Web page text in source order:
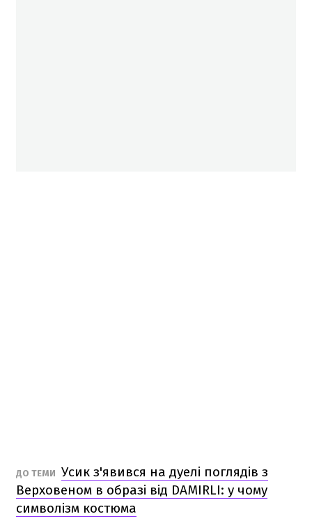
ДО ТЕМИ Усик з'явився на дуелі поглядів з
Верховеном в образі від DAMIRLI: у чому
символізм костюма